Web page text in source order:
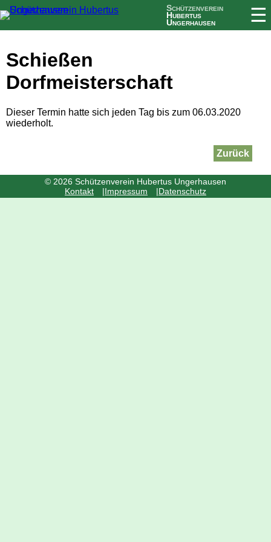
Schützenverein
Hubertus
Ungerhausen ☰
Schießen
Dorfmeisterschaft
Dieser Termin hatte sich jeden Tag bis zum 06.03.2020
wiederholt.
Zurück
© 2026 Schützenverein Hubertus Ungerhausen
Navigation
überspringen
Kontakt Impressum Datenschutz